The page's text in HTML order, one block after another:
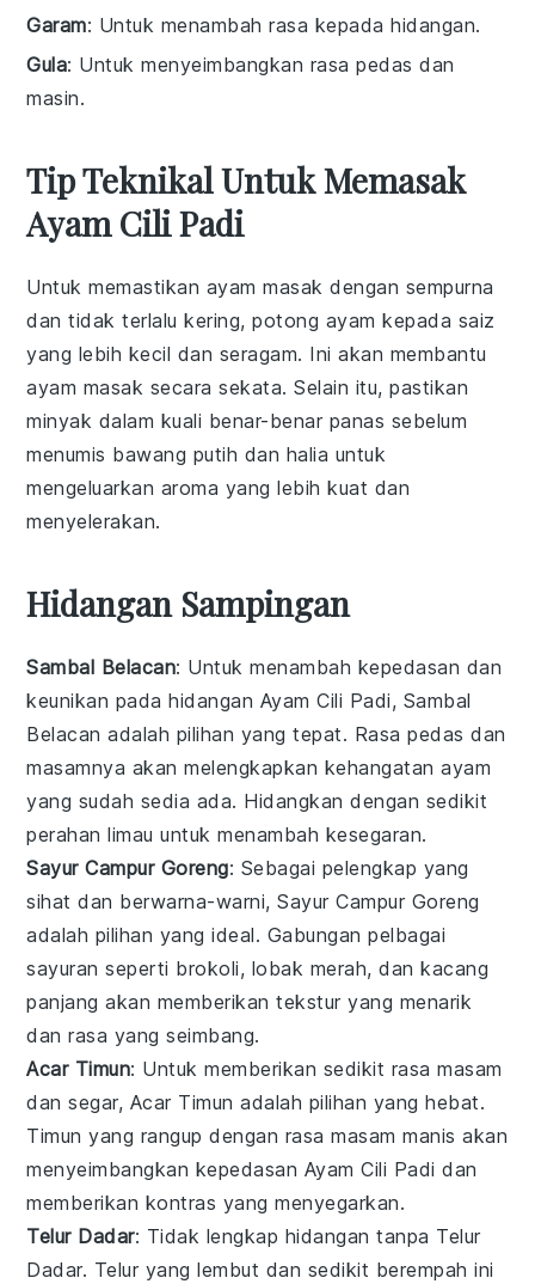
Garam: Untuk menambah rasa kepada hidangan.
Gula: Untuk menyeimbangkan rasa pedas dan
masin.
Tip Teknikal Untuk Memasak
Ayam Cili Padi
Untuk memastikan ayam masak dengan sempurna
dan tidak terlalu kering, potong ayam kepada saiz
yang lebih kecil dan seragam. Ini akan membantu
ayam masak secara sekata. Selain itu, pastikan
minyak dalam kuali benar-benar panas sebelum
menumis bawang putih dan halia untuk
mengeluarkan aroma yang lebih kuat dan
menyelerakan.
Hidangan Sampingan
Sambal Belacan: Untuk menambah kepedasan dan
keunikan pada hidangan Ayam Cili Padi, Sambal
Belacan adalah pilihan yang tepat. Rasa pedas dan
masamnya akan melengkapkan kehangatan ayam
yang sudah sedia ada. Hidangkan dengan sedikit
perahan limau untuk menambah kesegaran.
Sayur Campur Goreng: Sebagai pelengkap yang
sihat dan berwarna-warni,Sayur Campur Goreng
adalah pilihan yang ideal. Gabungan pelbagai
sayuran seperti brokoli, lobak merah, dankacang
panjang akan memberikan tekstur yang menarik
dan rasa yang seimbang.
Acar Timun: Untuk memberikan sedikit rasa masam
dan segar, Acar Timun adalah pilihan yang hebat.
Timun yang rangup dengan rasa masam manis akan
menyeimbangkan kepedasan Ayam Cili Padi dan
memberikan kontras yang menyegarkan.
Telur Dadar: Tidak lengkap hidangan tanpa Telur
Dadar. Telur yang lembut dan sedikit berempah ini